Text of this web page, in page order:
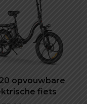
opvouwbare
fiets